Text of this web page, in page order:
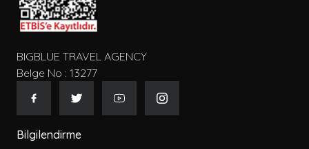
BIGBLUE TRAVEL AGENCY
Belge No : 13277
Bilgilendirme